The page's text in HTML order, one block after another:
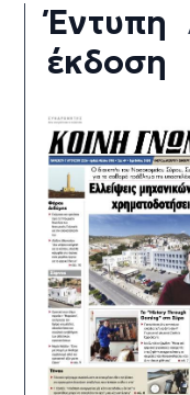
Έντυπη
έκδοση